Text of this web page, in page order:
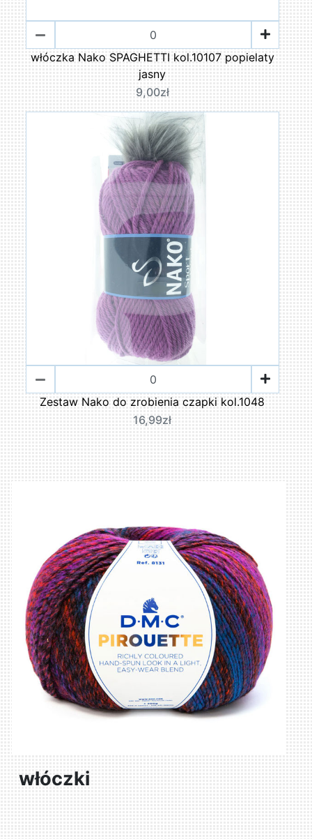
włóczka Nako SPAGHETTI kol.10107 popielaty
jasny
9,00zł
Zestaw Nako do zrobienia czapki kol.1048
16,99zł
włóczki